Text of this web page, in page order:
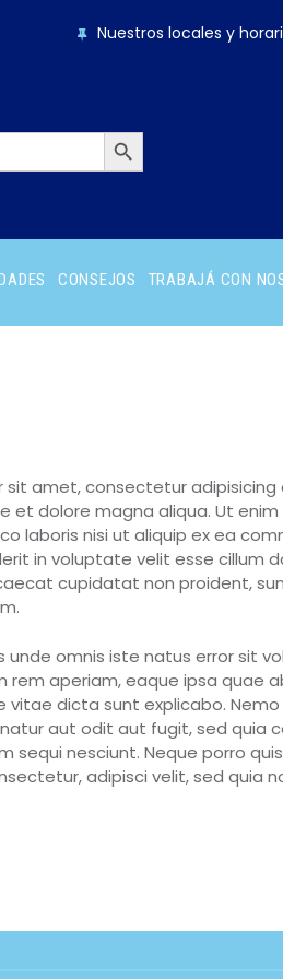
Nuestros locales y
BOTÓN DE BÚSQUEDA
CONSEJOS TRABAJÁ CON
sit amet, consectetur
et dolore magna aliqua. Ut
laboris nisi ut aliquip ex ea
in voluptate velit esse cillum
cupidatat non proident,
unde omnis iste natus error sit
rem aperiam, eaque ipsa quae
dicta sunt explicabo.
aut odit aut fugit, sed quia
sequi nesciunt. Neque porro
adipisci velit, sed quia